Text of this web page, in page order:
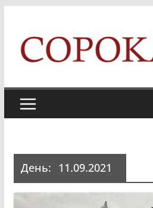
content
День: 11.09.2021